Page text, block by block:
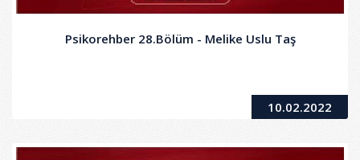
Psikorehber 28.Bölüm - Melike Uslu Taş
10.02.2022